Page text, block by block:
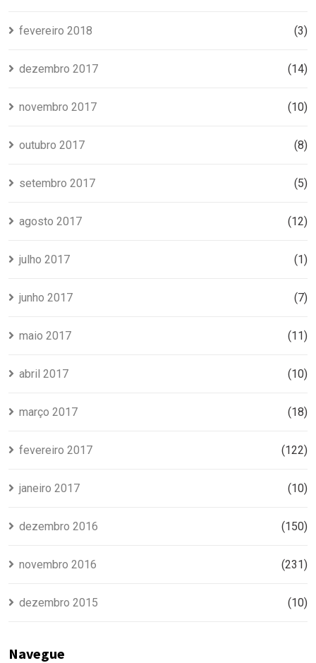
fevereiro 2018 (3)
dezembro 2017 (14)
novembro 2017 (10)
outubro 2017 (8)
setembro 2017 (5)
agosto 2017 (12)
julho 2017 (1)
junho 2017 (7)
maio 2017 (11)
abril 2017 (10)
março 2017 (18)
fevereiro 2017 (122)
janeiro 2017 (10)
dezembro 2016 (150)
novembro 2016 (231)
dezembro 2015 (10)
Navegue